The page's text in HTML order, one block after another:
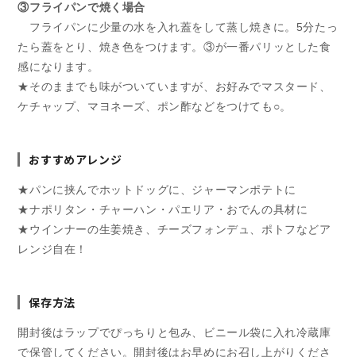
す
③フライパンで焼く場合
フライパンに少量の水を入れ蓋をして蒸し焼きに。5分たっ
たら蓋をとり、焼き色をつけます。③が一番パリッとした食
感になります。
★そのままでも味がついていますが、お好みでマスタード、
ケチャップ、マヨネーズ、ポン酢などをつけても○。
おすすめアレンジ
★パンに挟んでホットドッグに、ジャーマンポテトに
★ナポリタン・チャーハン・パエリア・おでんの具材に
★ウインナーの生姜焼き、チーズフォンデュ、ポトフなどア
レンジ自在！
保存方法
開封後はラップでぴっちりと包み、ビニール袋に入れ冷蔵庫
で保管してください。開封後はお早めにお召し上がりくださ